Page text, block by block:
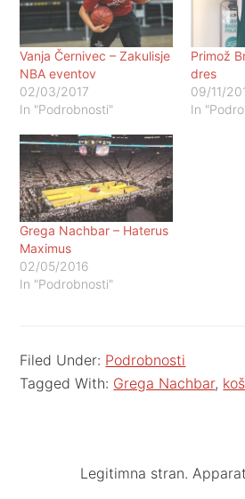
Vanja Černivec – Zakulisje
NBA eventov
02/03/2017
In "Podrobnosti"
Primož
dres
09/11/
In
Grega Nachbar – Haterus
Maximus
02/05/2016
In "Podrobnosti"
Filed Under: Podrobnosti
Tagged With: Grega Nachbar,
Legitimna stran.